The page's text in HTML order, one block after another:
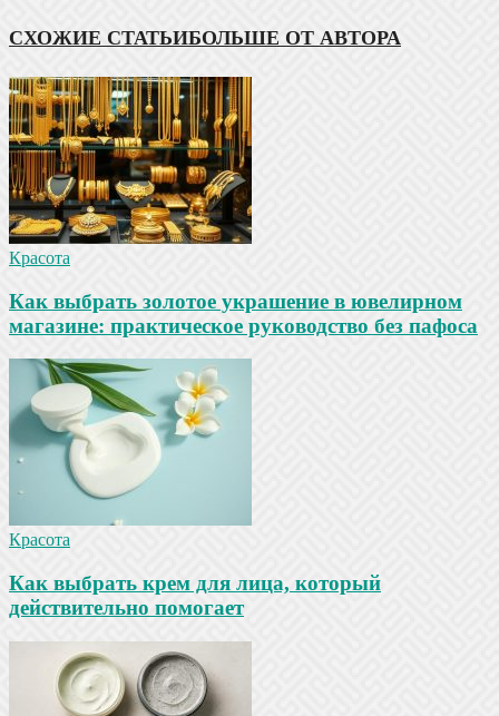
СХОЖИЕ СТАТЬИБОЛЬШЕ ОТ АВТОРА
Красота
Как выбрать золотое украшение в ювелирном
магазине: практическое руководство без пафоса
Красота
Как выбрать крем для лица, который
действительно помогает